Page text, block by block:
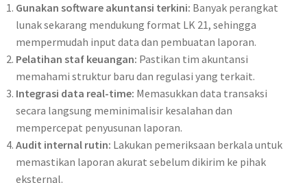
Gunakan software akuntansi terkini: Banyak perangkat
lunak sekarang mendukung format LK 21, sehingga
mempermudah input data dan pembuatan laporan.
Pelatihan staf keuangan: Pastikan tim akuntansi
memahami struktur baru dan regulasi yang terkait.
Integrasi data real-time: Memasukkan data transaksi
secara langsung meminimalisir kesalahan dan
mempercepat penyusunan laporan.
Audit internal rutin: Lakukan pemeriksaan berkala untuk
memastikan laporan akurat sebelum dikirim ke pihak
eksternal.